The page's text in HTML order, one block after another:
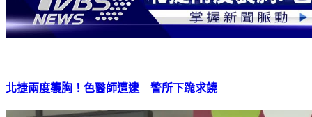
北捷兩度襲胸！色醫師遭逮 警所下跪求饒